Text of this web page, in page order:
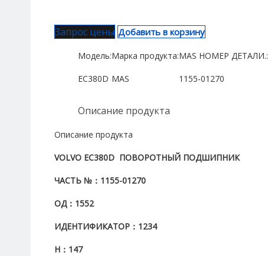
Запрос цены Добавить в корзину
Модель:
EC380D
Марка продукта:
MAS
MAS НОМЕР ДЕТАЛИ.:
1155-01270
Описание продукта
Описание продукта
VOLVO EC380D ПОВОРОТНЫЙ ПОДШИПНИК
ЧАСТЬ № ：1155-01270
ОД：1552
ИДЕНТИФИКАТОР ：1234
H ：147